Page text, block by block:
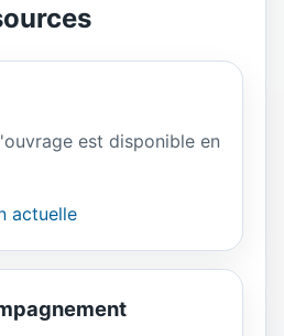
est disponible en
actuelle